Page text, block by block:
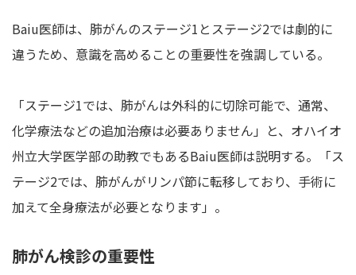
Baiu医師は、肺がんのステージ1とステージ2では劇的に
違うため、意識を高めることの重要性を強調している。
「ステージ1では、肺がんは外科的に切除可能で、通常、
化学療法などの追加治療は必要ありません」と、オハイオ
州立大学医学部の助教でもあるBaiu医師は説明する。「ス
テージ2では、肺がんがリンパ節に転移しており、手術に
加えて全身療法が必要となります」。
肺がん検診の重要性